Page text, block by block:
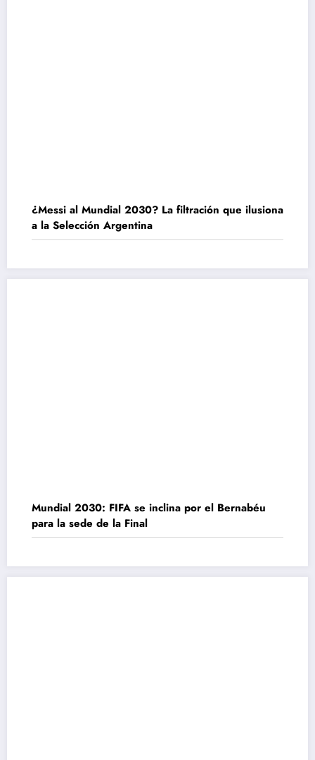
¿Messi al Mundial 2030? La filtración que ilusiona
a la Selección Argentina
Mundial 2030: FIFA se inclina por el Bernabéu
para la sede de la Final